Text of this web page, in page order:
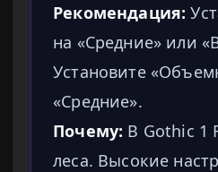
Рекомендация:
на «Средние» или
Установите
«Средние».
Почему: В Gothic 1
леса. Высокие